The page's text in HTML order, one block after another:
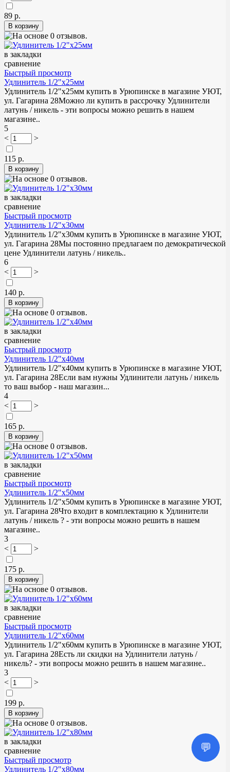
89 р.
в закладки
сравнение
Быстрый просмотр
Удлинитель 1/2"х25мм
Удлинитель 1/2"х25мм купить в Урюпинске в магазине УЮТ,
ул. Гагарина 28Можно ли купить в рассрочку Удлинители
латунь / никель - эти вопросы можно решить в нашем
магазине..
5
<
>
115 р.
в закладки
сравнение
Быстрый просмотр
Удлинитель 1/2"х30мм
Удлинитель 1/2"х30мм купить в Урюпинске в магазине УЮТ,
ул. Гагарина 28Мы постоянно предлагаем по демократической
цене Удлинители латунь / никель..
6
<
>
140 р.
в закладки
сравнение
Быстрый просмотр
Удлинитель 1/2"х40мм
Удлинитель 1/2"х40мм купить в Урюпинске в магазине УЮТ,
ул. Гагарина 28Если вам нужны Удлинители латунь / никель
то ваш выбор - наш магазин...
4
<
>
165 р.
в закладки
сравнение
Быстрый просмотр
Удлинитель 1/2"х50мм
Удлинитель 1/2"х50мм купить в Урюпинске в магазине УЮТ,
ул. Гагарина 28Что входит в комплектацию к Удлинители
латунь / никель ? - эти вопросы можно решить в нашем
магазине..
3
<
>
175 р.
в закладки
сравнение
Быстрый просмотр
Удлинитель 1/2"х60мм
Удлинитель 1/2"х60мм купить в Урюпинске в магазине УЮТ,
ул. Гагарина 28Есть ли скидки на Удлинители латунь /
никель? - эти вопросы можно решить в нашем магазине..
3
<
>
199 р.
в закладки
сравнение
Быстрый просмотр
Удлинитель 1/2"х80мм
💬